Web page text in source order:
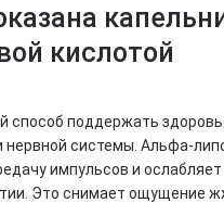
кислотой
способ поддержать
системы. Альфа-
импульсов и
Это снимает ощущение